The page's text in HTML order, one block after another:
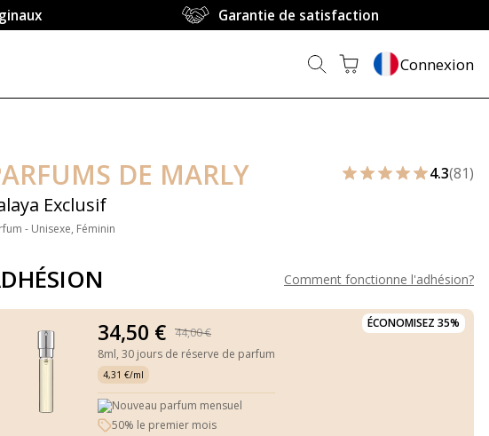
Garantie de satisfaction
Connexion
DE MARLY
Exclusif
- Unisexe, Féminin
4.3(81)
Comment fonctionne l'adhésion?
ÉCONOMISEZ 35%
34,50 €
44,00 €
8ml, 30 jours de réserve de parfum
4,31 €/ml
Nouveau parfum mensuel
50% le premier mois